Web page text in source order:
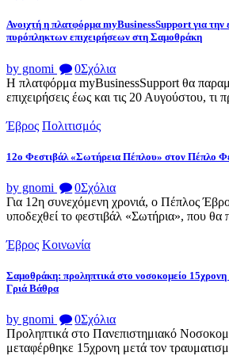
Ανοιχτή η πλατφόρμα myBusinessSupport για την
πυρόπληκτων επιχειρήσεων στη Σαμοθράκη
by gnomi 0Σχόλια
Η πλατφόρμα myBusinessSupport θα
επιχειρήσεις έως και τις 20 Αυγούστου, τι
Έβρος Πολιτισμός
12ο Φεστιβάλ «Σωτήρεια Πέπλου» στον Πέπλο
by gnomi 0Σχόλια
Για 12η συνεχόμενη χρονιά, ο Πέπλος
υποδεχθεί το φεστιβάλ «Σωτήρια», που θα
Έβρος Κοινωνία
Σαμοθράκη: προληπτικά στο νοσοκομείο 15χρονη
Γριά Βάθρα
by gnomi 0Σχόλια
Προληπτικά στο Πανεπιστημιακό
μεταφέρθηκε 15χρονη μετά τον